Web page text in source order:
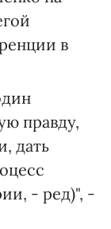
в
правду,
дать
- ред)", -